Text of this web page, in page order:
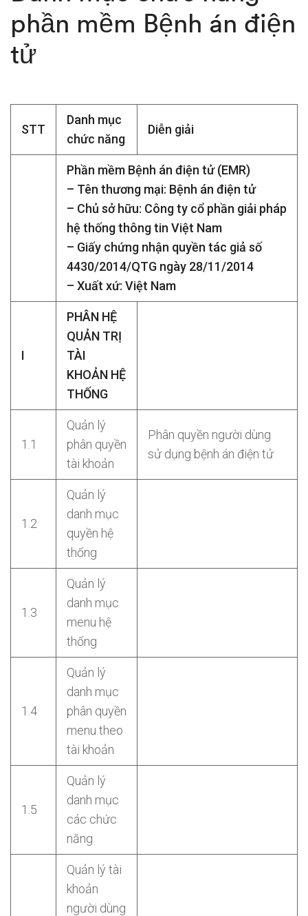
phần mềm Bệnh án điện
tử
STT
Danh mục
chức năng
Diễn giải
Phần mềm Bệnh án điện tử (EMR)
– Tên thương mại: Bệnh án điện tử
– Chủ sở hữu: Công ty cổ phần giải pháp
hệ thống thông tin Việt Nam
– Giấy chứng nhận quyền tác giả số
4430/2014/QTG ngày 28/11/2014
– Xuất xứ: Việt Nam
I
PHÂN HỆ
QUẢN TRỊ
TÀI
KHOẢN HỆ
THỐNG
1.1
Quản lý
phân quyền
tài khoản
Phân quyền người dùng
sử dụng bệnh án điện tử
1.2
Quản lý
danh mục
quyền hệ
thống
1.3
Quản lý
danh mục
menu hệ
thống
1.4
Quản lý
danh mục
phân quyền
menu theo
tài khoản
1.5
Quản lý
danh mục
các chức
năng
Quản lý tài
khoản
người dùng